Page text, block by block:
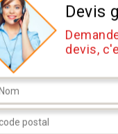
Devis
devis,